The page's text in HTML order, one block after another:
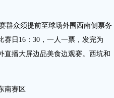
众须提前至球场外围西南侧票务
赛日16：30，一人一票，发完为
直播大屏边品美食边观赛。西坑和
南赛区